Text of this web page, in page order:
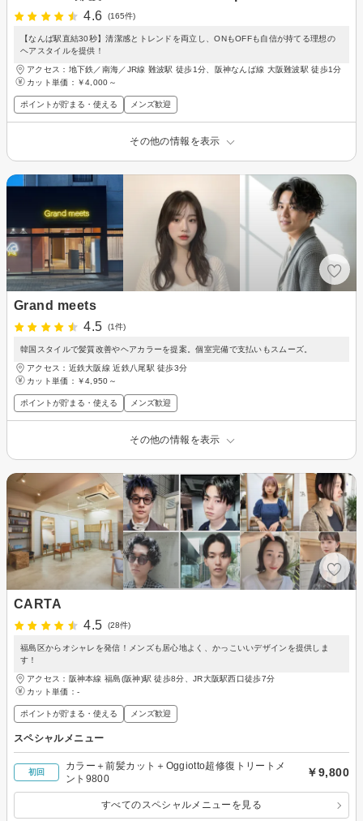
4.6
(165件)
【なんば駅直結30秒】清潔感とトレンドを両立し、ONもOFFも自信が持てる理想の
ヘアスタイルを提供！
アクセス：地下鉄／南海／JR線 難波駅 徒歩1分、阪神なんば線 大阪難波駅 徒歩1分
カット単価： ￥4,000～
ポイントが貯まる・使える メンズ歓迎
その他の情報を表示
Grand meets
4.5
(1件)
韓国スタイルで髪質改善やヘアカラーを提案。個室完備で支払いもスムーズ。
アクセス：近鉄大阪線 近鉄八尾駅 徒歩3分
カット単価： ￥4,950～
ポイントが貯まる・使える メンズ歓迎
その他の情報を表示
CARTA
4.5
(28件)
福島区からオシャレを発信！メンズも居心地よく、かっこいいデザインを提供しま
す！
アクセス：阪神本線 福島(阪神)駅 徒歩8分、JR大阪駅西口徒歩7分
カット単価： -
ポイントが貯まる・使える メンズ歓迎
スペシャルメニュー
初回
カラー＋前髪カット＋Oggiotto超修復トリートメ
ント9800
￥9,800
すべてのスペシャルメニューを見る